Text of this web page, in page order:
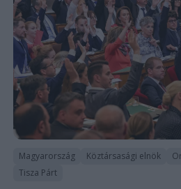
Magyarország Köztársasági elnök
Tisza Párt